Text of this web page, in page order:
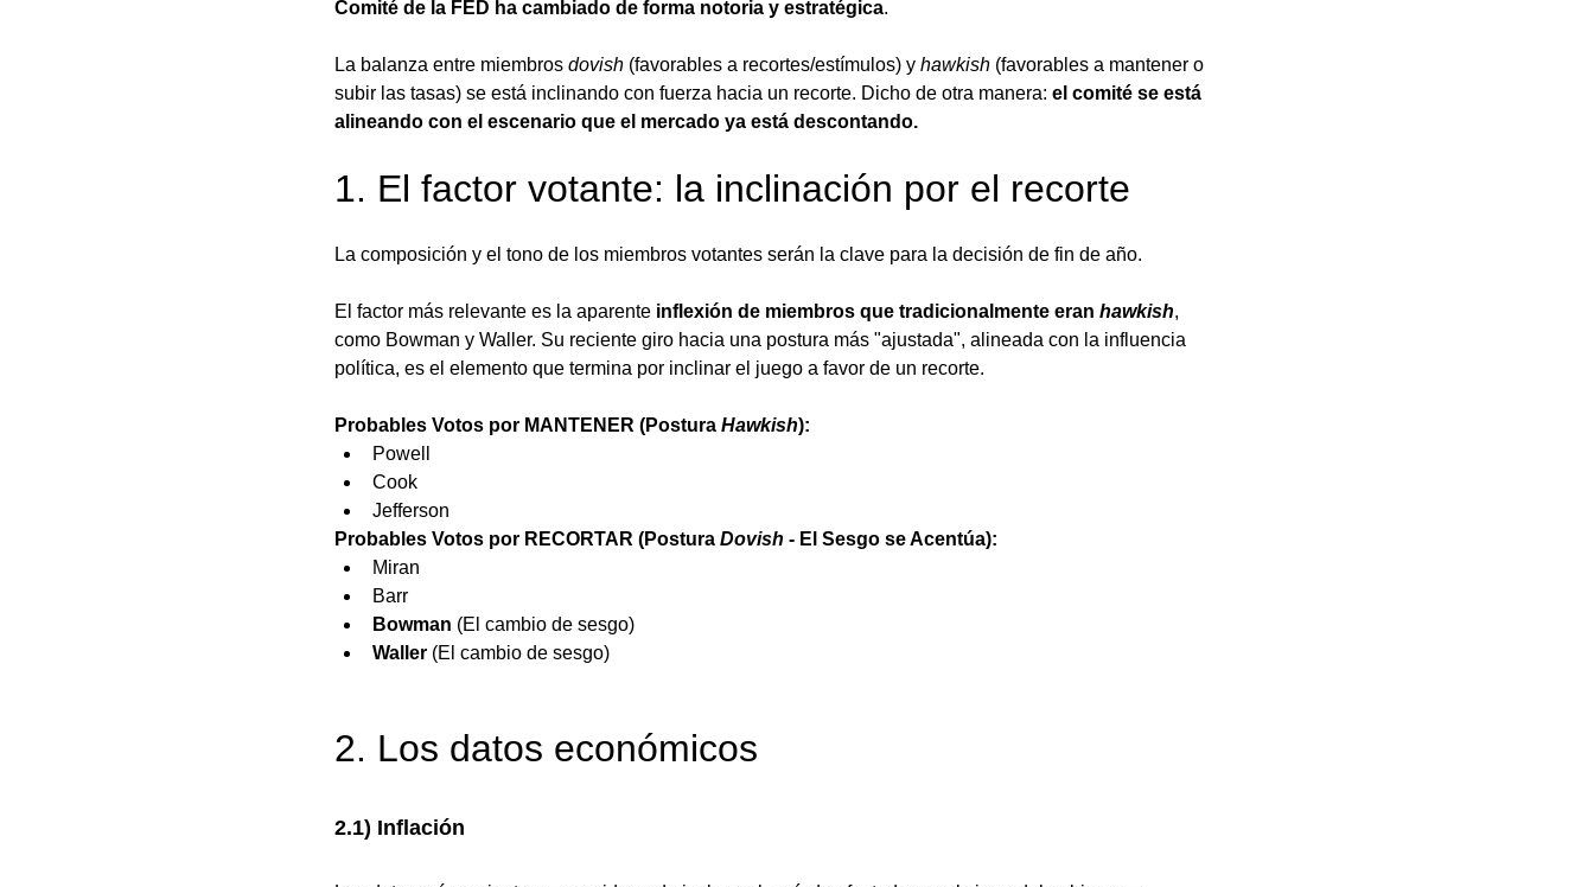
Comité de la FED ha cambiado de forma notoria y estratégica.
La balanza entre miembros dovish (favorables a recortes/estímulos) y hawkish (favorables a mantener o
subir las tasas) se está inclinando con fuerza hacia un recorte. Dicho de otra manera: el comité se está
alineando con el escenario que el mercado ya está descontando.
1. El factor votante: la inclinación por el recorte
La composición y el tono de los miembros votantes serán la clave para la decisión de fin de año.
El factor más relevante es la aparente inflexión de miembros que tradicionalmente eran hawkish,
como Bowman y Waller. Su reciente giro hacia una postura más "ajustada", alineada con la influencia
política, es el elemento que termina por inclinar el juego a favor de un recorte.
Probables Votos por MANTENER (Postura Hawkish):
Powell
Cook
Jefferson
Probables Votos por RECORTAR (Postura Dovish - El Sesgo se Acentúa):
Miran
Barr
Bowman (El cambio de sesgo)
Waller (El cambio de sesgo)
2. Los datos económicos
2.1) Inflación